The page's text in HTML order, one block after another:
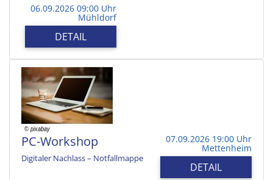
06.09.2026 09:00 Uhr
Mühldorf
DETAIL
PC-Workshop
Digitaler Nachlass – Notfallmappe
07.09.2026 19:00 Uhr
Mettenheim
DETAIL